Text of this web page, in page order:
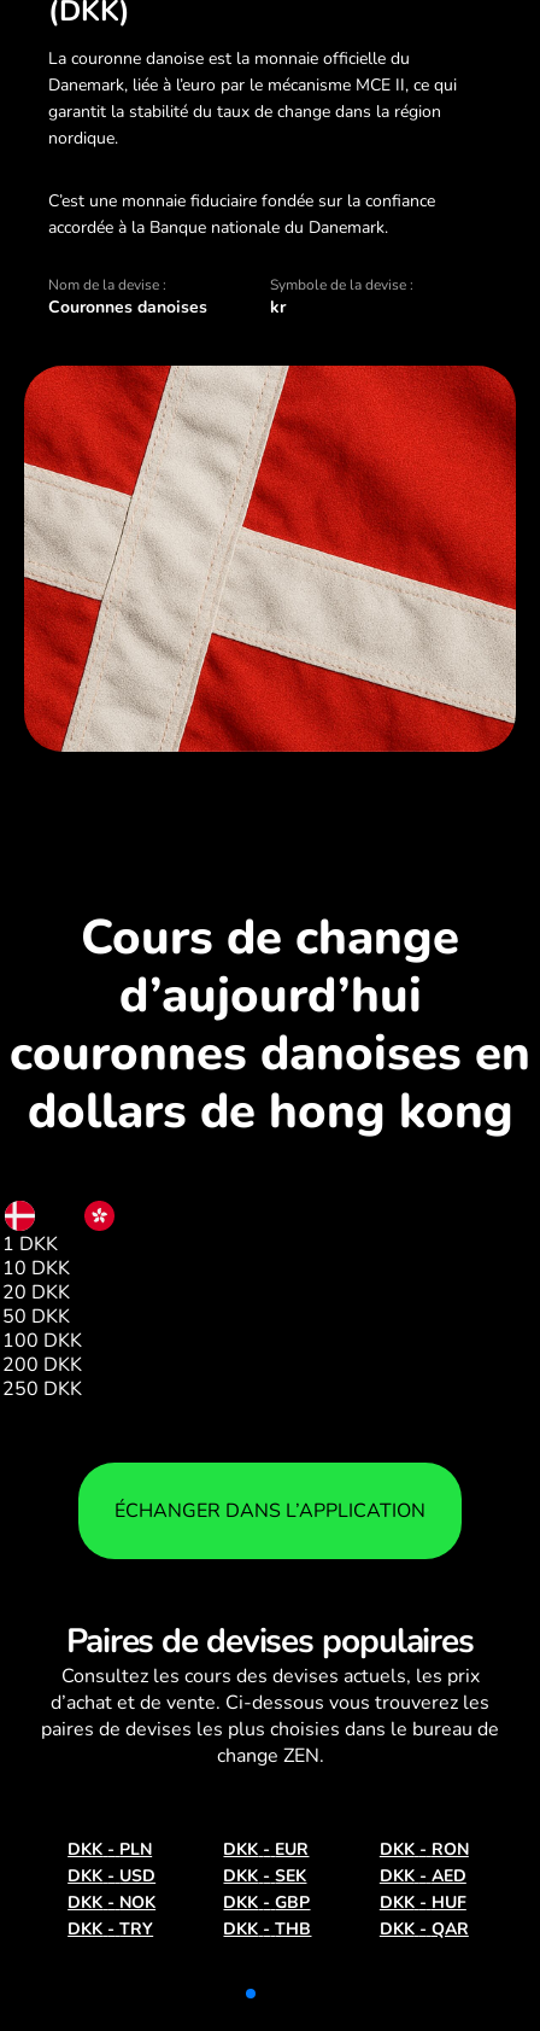
(DKK)
La couronne danoise est la monnaie officielle du
Danemark, liée à l’euro par le mécanisme MCE II, ce qui
garantit la stabilité du taux de change dans la région
nordique.
C’est une monnaie fiduciaire fondée sur la confiance
accordée à la Banque nationale du Danemark.
Nom de la devise :
Couronnes danoises
Symbole de la devise :
kr
Cours de change
d’aujourd’hui
couronnes danoises en
dollars de hong kong
DKK
1 DKK
10 DKK
20 DKK
50 DKK
100 DKK
200 DKK
250 DKK
ÉCHANGER DANS L’APPLICATION
Paires de devises populaires
Consultez les cours des devises actuels, les prix
d’achat et de vente. Ci-dessous vous trouverez les
paires de devises les plus choisies dans le bureau de
change ZEN.
DKK - PLN DKK - EUR DKK - RON
DKK - USD DKK - SEK DKK - AED
DKK - NOK DKK - GBP DKK - HUF
DKK - TRY DKK - THB DKK - QAR